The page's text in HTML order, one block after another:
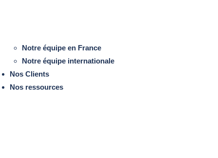
Notre équipe en France
Notre équipe internationale
Nos Clients
Nos ressources